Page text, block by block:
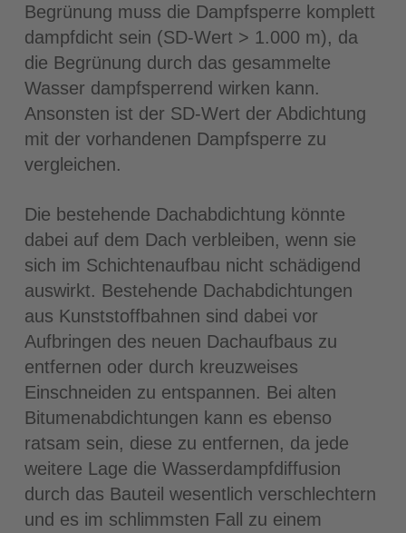
Begrünung muss die Dampfsperre komplett
dampfdicht sein (SD-Wert > 1.000 m), da
die Begrünung durch das gesammelte
Wasser dampfsperrend wirken kann.
Ansonsten ist der SD-Wert der Abdichtung
mit der vorhandenen Dampfsperre zu
vergleichen.
Die bestehende Dachabdichtung könnte
dabei auf dem Dach verbleiben, wenn sie
sich im Schichtenaufbau nicht schädigend
auswirkt. Bestehende Dachabdichtungen
aus Kunststoffbahnen sind dabei vor
Aufbringen des neuen Dachaufbaus zu
entfernen oder durch kreuzweises
Einschneiden zu entspannen. Bei alten
Bitumenabdichtungen kann es ebenso
ratsam sein, diese zu entfernen, da jede
weitere Lage die Wasserdampfdiffusion
durch das Bauteil wesentlich verschlechtern
und es im schlimmsten Fall zu einem